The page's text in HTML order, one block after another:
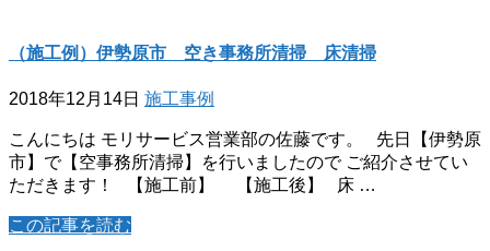
（施工例）伊勢原市 空き事務所清掃 床清掃
2018年12月14日 施工事例
こんにちは モリサービス営業部の佐藤です。 先日【伊勢原
市】で【空事務所清掃】を行いましたので ご紹介させてい
ただきます！ 【施工前】 【施工後】 床 …
この記事を読む